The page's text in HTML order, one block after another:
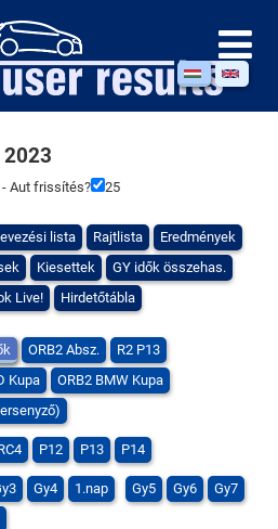
2023
Aut frissítés? 25
lista Rajtlista
Eredmények
Kiesettek
GY idők összehas.
Live! Hirdetőtábla
ORB2 Absz.
R2 P13
Kupa
ORB2 BMW Kupa
P12 P13 P14
Gy4 1.nap Gy5 Gy6
Gy7